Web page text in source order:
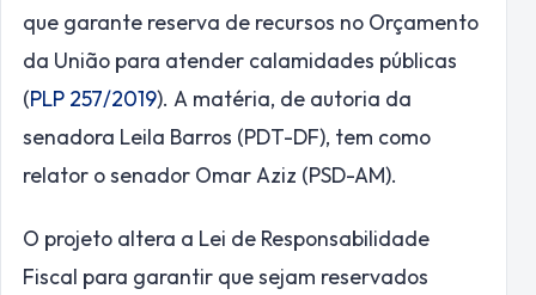
que garante reserva de recursos no Orçamento
da União para atender calamidades públicas
(PLP 257/2019). A matéria, de autoria da
senadora Leila Barros (PDT-DF), tem como
relator o senador Omar Aziz (PSD-AM).
O projeto altera a Lei de Responsabilidade
Fiscal para garantir que sejam reservados